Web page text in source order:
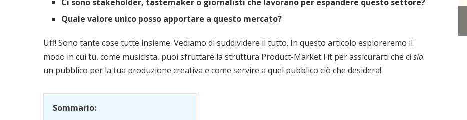
Ci sono stakeholder, tastemaker o giornalisti che lavorano per espandere questo settore?
Quale valore unico posso apportare a questo mercato?
Uff! Sono tante cose tutte insieme. Vediamo di suddividere il tutto. In questo articolo esploreremo il
modo in cui tu, come musicista, puoi sfruttare la struttura Product-Market Fit per assicurarti che ci sia
un pubblico per la tua produzione creativa e come servire a quel pubblico ciò che desidera!
Sommario: